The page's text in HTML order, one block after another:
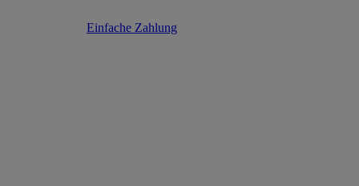
Einfache Zahlung